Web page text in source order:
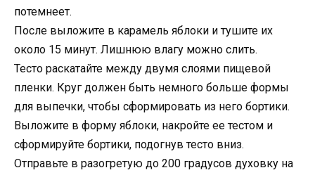
потемнеет.
После выложите в карамель яблоки и тушите их
около 15 минут. Лишнюю влагу можно слить.
Тесто раскатайте между двумя слоями пищевой
пленки. Круг должен быть немного больше формы
для выпечки, чтобы сформировать из него бортики.
Выложите в форму яблоки, накройте ее тестом и
сформируйте бортики, подогнув тесто вниз.
Отправьте в разогретую до 200 градусов духовку на